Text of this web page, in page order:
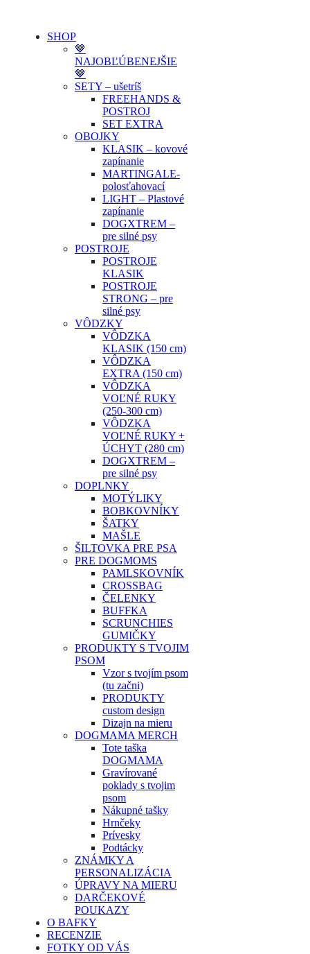
SHOP
🤎
NAJOBĽÚBENEJŠIE
🤎
SETY – ušetríš
FREEHANDS &
POSTROJ
SET EXTRA
OBOJKY
KLASIK – kovové
zapínanie
MARTINGALE-
polosťahovací
LIGHT – Plastové
zapínanie
DOGXTREM –
pre silné psy
POSTROJE
POSTROJE
KLASIK
POSTROJE
STRONG – pre
silné psy
VÔDZKY
VÔDZKA
KLASIK (150 cm)
VÔDZKA
EXTRA (150 cm)
VÔDZKA
VOĽNÉ RUKY
(250-300 cm)
VÔDZKA
VOĽNÉ RUKY +
ÚCHYT (280 cm)
DOGXTREM –
pre silné psy
DOPLNKY
MOTÝLIKY
BOBKOVNÍKY
ŠATKY
MAŠLE
ŠILTOVKA PRE PSA
PRE DOGMOMS
PAMLSKOVNÍK
CROSSBAG
ČELENKY
BUFFKA
SCRUNCHIES
GUMIČKY
PRODUKTY S TVOJIM
PSOM
Vzor s tvojím psom
(tu začni)
PRODUKTY
custom design
Dizajn na mieru
DOGMAMA MERCH
Tote taška
DOGMAMA
Gravírované
poklady s tvojim
psom
Nákupné tašky
Hrnčeky
Prívesky
Podtácky
ZNÁMKY A
PERSONALIZÁCIA
ÚPRAVY NA MIERU
DARČEKOVÉ
POUKAZY
O BAFKY
RECENZIE
FOTKY OD VÁS